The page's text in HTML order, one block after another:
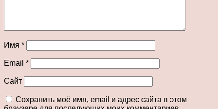
Имя *
Email *
Сайт
Сохранить моё имя, email и адрес сайта в этом